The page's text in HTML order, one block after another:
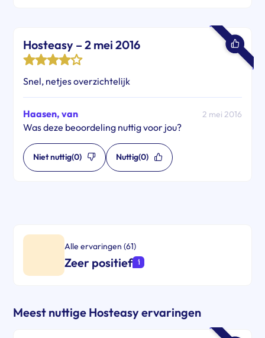
Alle ervaringen (61)
Zeer positief
Meest nuttige Hosteasy ervaringen
Hosteasy – 2 mei 2016
Snel, netjes overzichtelijk
Haasen, van 2 mei 2016
Was deze beoordeling nuttig voor jou?
Niet nuttig(0) Nuttig(0)